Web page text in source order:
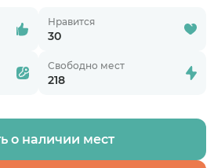
Нравится
30
Свободно мест
218
о наличии мест